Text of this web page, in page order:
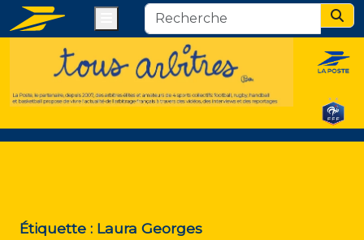
Étiquette : Laura Georges